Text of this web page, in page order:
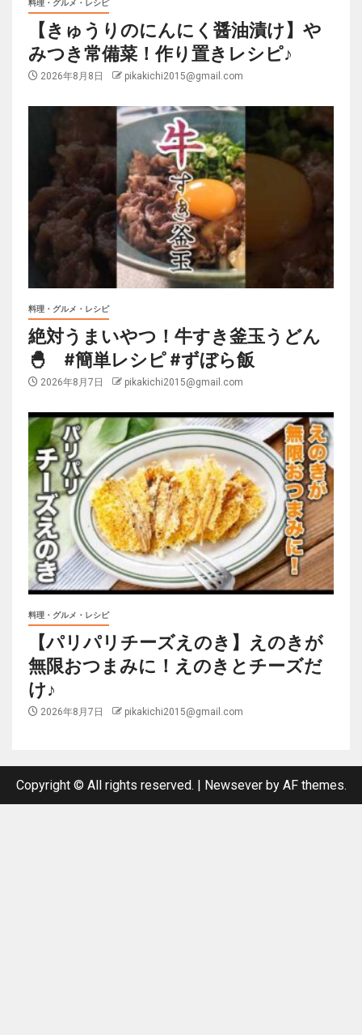
料理・グルメ・レシピ
【きゅうりのにんにく醤油漬け】や
みつき常備菜！作り置きレシピ♪
2026年8月8日 pikakichi2015@gmail.com
料理・グルメ・レシピ
絶対うまいやつ！牛すき釜玉うどん
🐣 #簡単レシピ #ずぼら飯
2026年8月7日 pikakichi2015@gmail.com
料理・グルメ・レシピ
【パリパリチーズえのき】えのきが
無限おつまみに！えのきとチーズだ
け♪
2026年8月7日 pikakichi2015@gmail.com
Copyright © All rights reserved. Newseverby AF themes.